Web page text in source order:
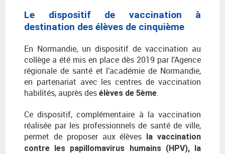
Le dispositif de vaccination à
destination des élèves de cinquième
En Normandie, un dispositif de vaccination au
collège a été mis en place dès 2019 par l’Agence
régionale de santé et l’académie de Normandie,
en partenariat avec les centres de vaccination
habilités, auprès des élèves de 5ème.
Ce dispositif, complémentaire à la vaccination
réalisée par les professionnels de santé de ville,
permet de proposer aux élèves la vaccination
contre les papillomavirus humains (HPV), la